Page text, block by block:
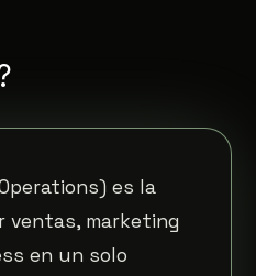
es la
ventas, marketing
en un solo